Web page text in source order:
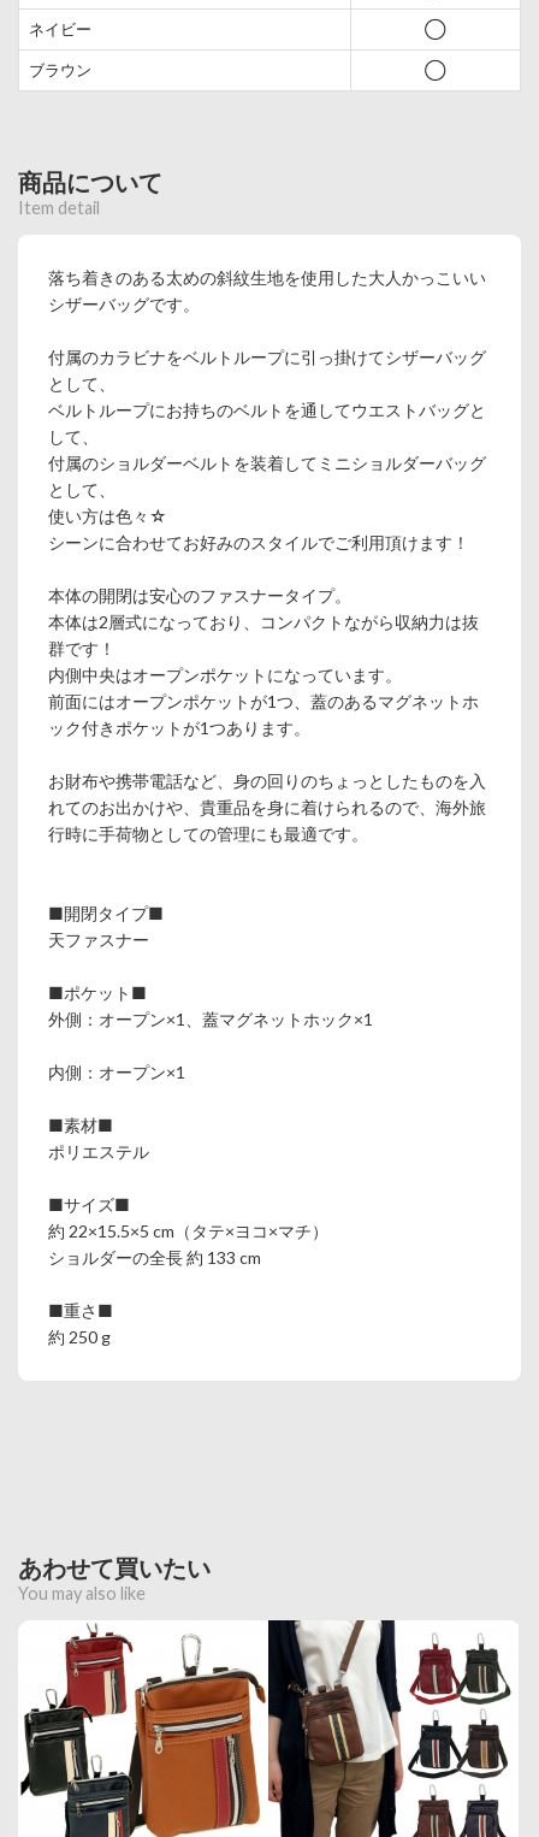
ネイビー ◯
ブラウン ◯
商品について
Item detail
落ち着きのある太めの斜紋生地を使用した大人かっこいい
シザーバッグです。
付属のカラビナをベルトループに引っ掛けてシザーバッグ
として、
ベルトループにお持ちのベルトを通してウエストバッグと
して、
付属のショルダーベルトを装着してミニショルダーバッグ
として、
使い方は色々☆
シーンに合わせてお好みのスタイルでご利用頂けます！
本体の開閉は安心のファスナータイプ。
本体は2層式になっており、コンパクトながら収納力は抜
群です！
内側中央はオープンポケットになっています。
前面にはオープンポケットが1つ、蓋のあるマグネットホ
ック付きポケットが1つあります。
お財布や携帯電話など、身の回りのちょっとしたものを入
れてのお出かけや、貴重品を身に着けられるので、海外旅
行時に手荷物としての管理にも最適です。
■開閉タイプ■
天ファスナー
■ポケット■
外側：オープン×1、蓋マグネットホック×1
内側：オープン×1
■素材■
ポリエステル
■サイズ■
約 22×15.5×5 cm（タテ×ヨコ×マチ）
ショルダーの全長 約 133 cm
■重さ■
約 250 g
あわせて買いたい
You may also like